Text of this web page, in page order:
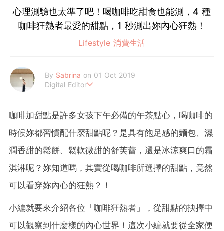
心理測驗也太準了吧！喝咖啡吃甜食也能測，4 種
咖啡狂熱者最愛的甜點，1 秒測出妳內心狂熱！
Lifestyle 消費生活
By Sabrina on 01 Oct 2019
Digital Editor
And be the one you want to be .
咖啡加甜點是許多女孩下午必備的午茶點心，喝咖啡的
時候妳都習慣配什麼甜點呢？是具有飽足感的麵包、濕
潤香甜的鬆餅、鬆軟微甜的舒芙蕾，還是冰涼爽口的霜
淇淋呢？妳知道嗎，其實從喝咖啡所選擇的甜點，竟然
可以看穿妳內心的狂熱？！
小編就要來介紹各位「咖啡狂熱者」，從甜點的抉擇中
可以觀察到什麼樣的內心世界！這次小編就要從全家便